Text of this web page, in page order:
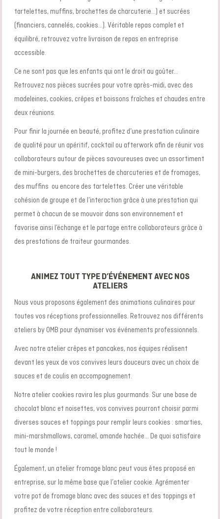
tartelettes, muffins, brochettes de charcuterie…) et sucrées
(financiers, cannelés, cookies…). Véritable repas complet et
équilibré, retrouvez votre livraison de repas en entreprise
accessible.
Ce ne sont pas que les enfants qui ont le droit au goûter…
Retrouvez nos pièces sucrées pour votre après-midi, avec des
madeleines, cookies, crêpes et boissons fraîches et chaudes entre
deux réunions.
Pour finir la journée en beauté, profitez d’une prestation culinaire
de qualité pour un apéritif, cocktail ou afterwork afin de réunir vos
collaborateurs autour de pièces savoureuses avec un assortiment
de mini-burgers, des brochettes de charcuteries et de fromages,
des muffins ou encore des tartelettes. Créer une véritable
cohésion de groupe et de l’interaction grâce à une prestation qui
permet à chacun de se mouvoir dans son environnement et
favorise ainsi l’échange et le partage entre collaborateurs grâce à
des prestations de traiteur gourmandes.
ANIMEZ TOUT TYPE D’ÉVÉNEMENTAVEC NOS
ATELIERS
Nous vous proposons également des animations culinaires pour
toutes vos réceptions professionnelles. Retrouvez nos différents
ateliers by OMB pour dynamiser vos événements professionnels.
Avec notre atelier crêpes et pancakes, nos équipes réalisent
devant les yeux de vos convives leurs douceurs avec un choix de
sauces et de coulis en accompagnement.
Notre atelier cookies ravira les plus gourmands. Sur une base de
chocolat blanc et noisettes, vos convives pourront choisir parmi
diverses sauces et toppings pour remplir leurs cookies : smarties,
mini-marshmallows, caramel, amande hachée… De quoi satisfaire
tout le monde !
Également, un atelier fromage blanc peut vous êtes proposé en
entreprise, sur la même base que l’atelier cookie. Agrémenter
votre pot de fromage blanc avec des sauces et des toppings et
profitez de votre réception entre collaborateurs.